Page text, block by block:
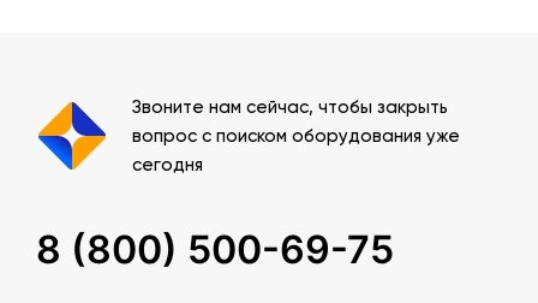
Звоните нам сейчас, чтобы закрыть
вопрос с поиском оборудования уже
сегодня
8 (800) 500-69-75